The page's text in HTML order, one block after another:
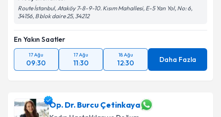
Route İstanbul, Ataköy 7-8-9-10. Kısım Mahallesi, E-5 Yan Yol, No: 6,
34156, B blok daire 25, 34212
En Yakın Saatler
17 Ağu
09:30
17 Ağu
11:30
18 Ağu
12:30 Daha Fazla
Op. Dr. Burcu Çetinkaya